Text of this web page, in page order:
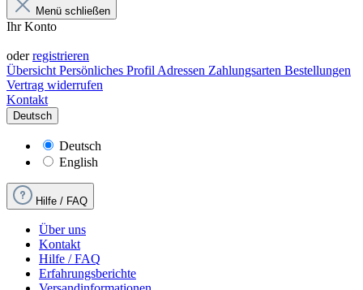
Menü schließen
Ihr Konto
oderregistrieren
Übersicht Persönliches Profil Adressen Zahlungsarten Bestellungen
Vertrag widerrufen
Kontakt
Deutsch
Deutsch
English
Hilfe / FAQ
Über uns
Kontakt
Hilfe / FAQ
Erfahrungsberichte